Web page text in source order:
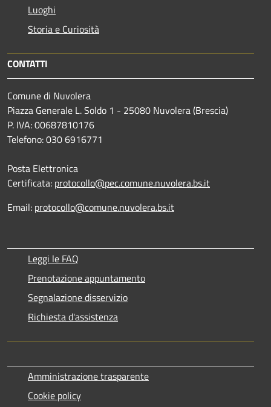
Luoghi
Storia e Curiosità
CONTATTI
Comune di Nuvolera
Piazza Generale L. Soldo 1 - 25080 Nuvolera (Brescia)
P. IVA: 00687810176
Telefono: 030 6916771
Posta Elettronica
Certificata: protocollo@pec.comune.nuvolera.bs.it
Email: protocollo@comune.nuvolera.bs.it
Leggi le FAQ
Prenotazione appuntamento
Segnalazione disservizio
Richiesta d'assistenza
Amministrazione trasparente
Cookie policy